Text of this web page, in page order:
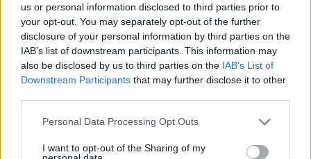
us or personal information disclosed to third parties prior to
your opt-out. You may separately opt-out of the further
disclosure of your personal information by third parties on the
IAB’s list of downstream participants. This information may
also be disclosed by us to third parties on the IAB’s List of
Downstream Participants that may further disclose it to other
Personal Data Processing Opt Outs
I want to opt-out of the Sharing of my
00:01:37
Kas geriau: kava ar arbata?
Žinios | Lietuvos diena
00:01:28
Pirtininkė parodė, kaip pasidaryti pirties arbatą iš